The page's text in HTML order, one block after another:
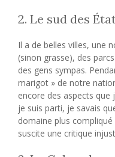
2. Le sud des
Il a de belles villes, une
(sinon grasse), des
des gens sympas.
marigot » de notre
encore des aspects que
je suis parti, je savais
domaine plus compliqué
suscite une critique